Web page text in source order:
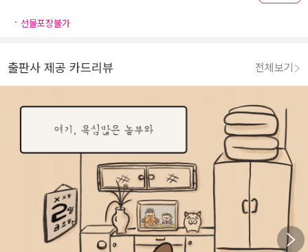
선물포장불가
출판사 제공 카드리뷰 전체보기